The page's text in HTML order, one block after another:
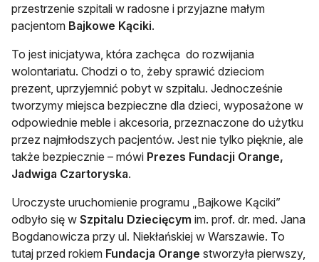
przestrzenie szpitali w radosne i przyjazne małym
pacjentom Bajkowe Kąciki.
To jest inicjatywa, która zachęca do rozwijania
wolontariatu. Chodzi o to, żeby sprawić dzieciom
prezent, uprzyjemnić pobyt w szpitalu. Jednocześnie
tworzymy miejsca bezpieczne dla dzieci, wyposażone w
odpowiednie meble i akcesoria, przeznaczone do użytku
przez najmłodszych pacjentów. Jest nie tylko pięknie, ale
także bezpiecznie – mówi Prezes Fundacji Orange,
Jadwiga Czartoryska.
Uroczyste uruchomienie programu „Bajkowe Kąciki”
odbyło się w Szpitalu Dziecięcym im. prof. dr. med. Jana
Bogdanowicza przy ul. Niekłańskiej w Warszawie. To
tutaj przed rokiem Fundacja Orange stworzyła pierwszy,